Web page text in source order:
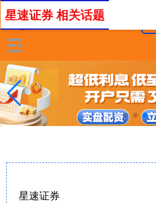
星速证券
星速证券 相关话题